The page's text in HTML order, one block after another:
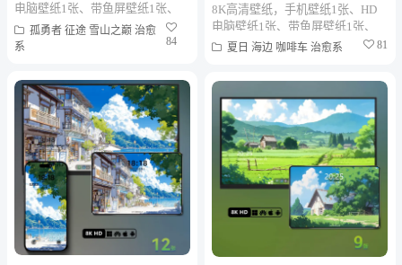
电脑壁纸1张、带鱼屏壁纸1张、
折叠屏壁纸1张、MAC笔记本壁纸
1张、PAD平板壁纸1张、...
孤勇者 征途 雪山之巅 治愈
系
84
8K高清壁纸，手机壁纸1张、HD
电脑壁纸1张、带鱼屏壁纸1张、
折叠屏壁纸1张、MAC笔记本壁纸
夏日 海边 咖啡车 治愈系 81